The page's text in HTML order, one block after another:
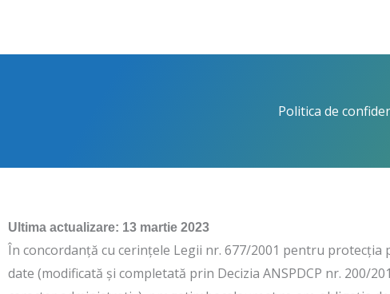
content
Politica de
Ultima actualizare: 13 martie 2023
În concordanţă cu cerințele Legii nr. 677/2001 pentru
date (modificată și completată prin Decizia ANSPDCP nr. 200/